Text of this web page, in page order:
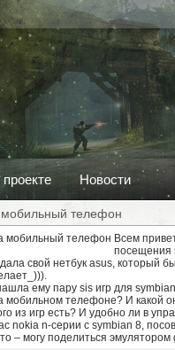
Новости
телефон
Всем
посещения
свой нетбук asus, который
ему пару sis игр для
мобильном телефоне? И какой
из игр есть? И удобно ли в
nokia n-серии с symbian 8,
– могу поделиться